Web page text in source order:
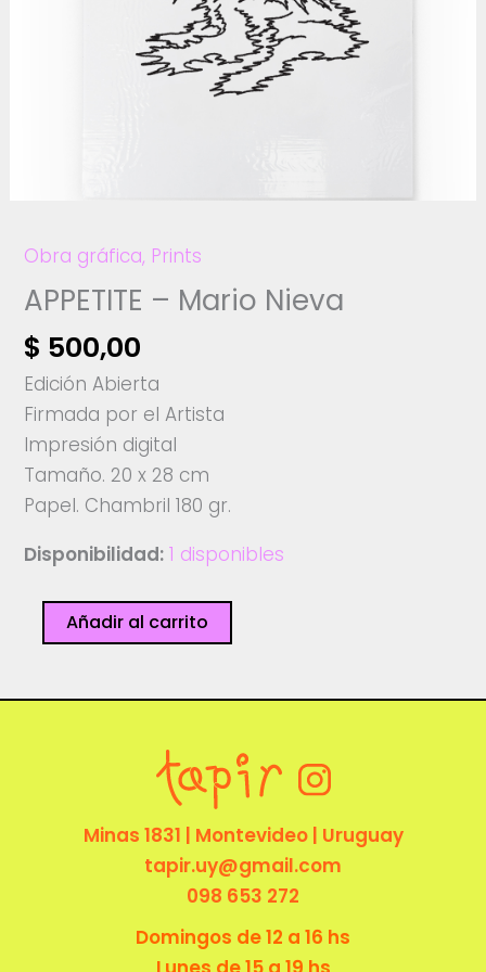
Obra gráfica, Prints
APPETITE – Mario Nieva
$ 500,00
Edición Abierta
Firmada por el Artista
Impresión digital
Tamaño. 20 x 28 cm
Papel. Chambril 180 gr.
Disponibilidad: 1 disponibles
APPETITE
Nieva
Añadir al carrito
Minas 1831 | Montevideo | Uruguay
tapir.uy@gmail.com
098 653 272
Domingos de 12 a 16 hs